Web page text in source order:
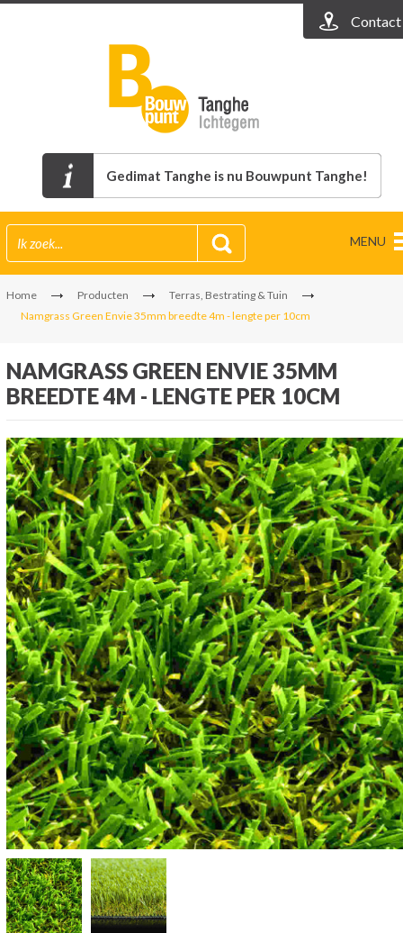
Contact
Gedimat Tanghe is nu Bouwpunt Tanghe!
MENU
Home Producten
Terras, Bestrating & Tuin
Namgrass Green Envie 35mm breedte 4m - lengte per 10cm
NAMGRASS GREEN ENVIE 35MM
BREEDTE 4M - LENGTE PER 10CM